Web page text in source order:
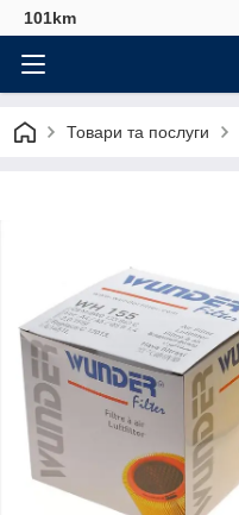
101km
Товари та послуги